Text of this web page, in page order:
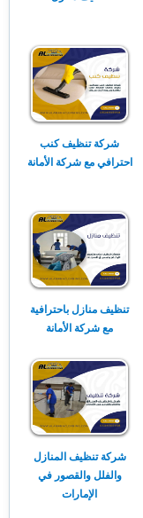
شركة تنظيف كنب
احترافي مع شركة الأمانة
تنظيف منازل باحترافية
مع شركة الأمانة
شركة تنظيف المنازل
والفلل والقصور في
الإمارات